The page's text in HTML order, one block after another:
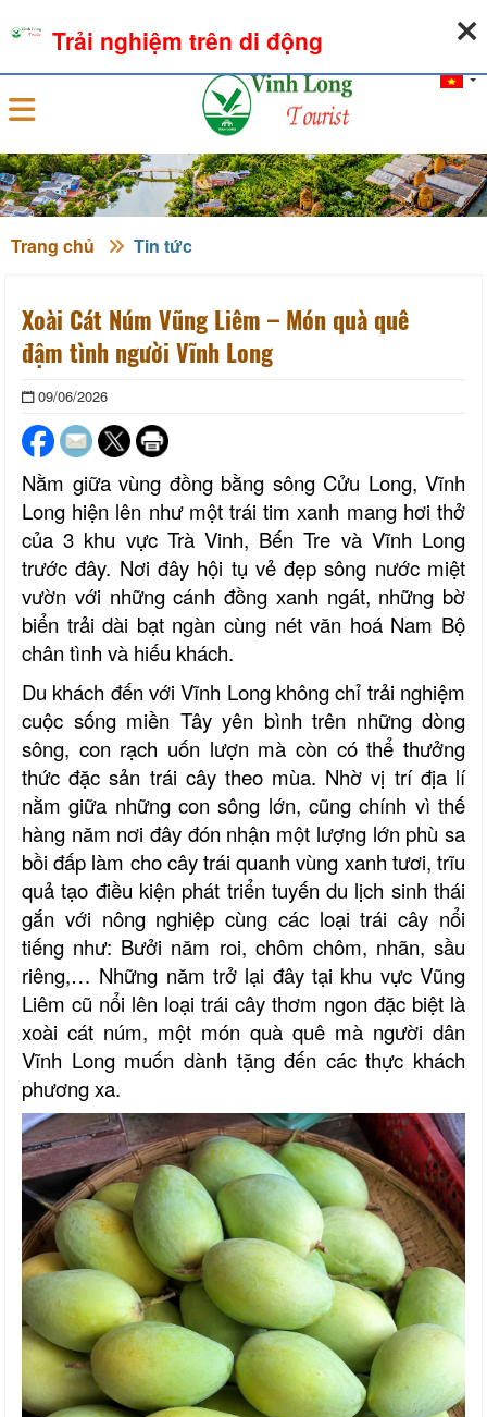
Đăng nhập
Trang chủ Tin tức
Xoài Cát Núm Vũng Liêm – Món quà quê
đậm tình người Vĩnh Long
09/06/2026
Nằm giữa vùng đồng bằng sông Cửu Long, Vĩnh
Long hiện lên như một trái tim xanh mang hơi thở
của 3 khu vực Trà Vinh, Bến Tre và Vĩnh Long
trước đây. Nơi đây hội tụ vẻ đẹp sông nước miệt
vườn với những cánh đồng xanh ngát, những bờ
biển trải dài bạt ngàn cùng nét văn hoá Nam Bộ
chân tình và hiếu khách.
Du khách đến với Vĩnh Long không chỉ trải nghiệm
cuộc sống miền Tây yên bình trên những dòng
sông, con rạch uốn lượn mà còn có thể thưởng
thức đặc sản trái cây theo mùa. Nhờ vị trí địa lí
nằm giữa những con sông lớn, cũng chính vì thế
hàng năm nơi đây đón nhận một lượng lớn phù sa
bồi đấp làm cho cây trái quanh vùng xanh tươi, trĩu
quả tạo điều kiện phát triển tuyến du lịch sinh thái
gắn với nông nghiệp cùng các loại trái cây nổi
tiếng như: Bưởi năm roi, chôm chôm, nhãn, sầu
riêng,… Những năm trở lại đây tại khu vực Vũng
Liêm cũ nổi lên loại trái cây thơm ngon đặc biệt là
xoài cát núm, một món quà quê mà người dân
Vĩnh Long muốn dành tặng đến các thực khách
phương xa.
Trải nghiệm trên di động